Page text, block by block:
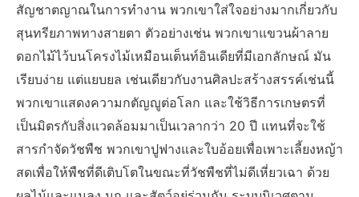
สัญชาตญาณในการทำงาน พวกเขาใส่ใจอย่างมากเกี่ยวกับ
สุนทรียภาพทางสายตา ตัวอย่างเช่น พวกเขาแขวนผ้าลาย
ดอกไม้ไว้บนโครงไม้เหมือนเต็นท์อินเดียที่มีเอกลักษณ์ มัน
เรียบง่าย แต่แยบยล เช่นเดียวกับงานศิลปะสร้างสรรค์เช่นนี้
พวกเขาแสดงความกตัญญูต่อโลก และใช้วิธีการเกษตรที่
เป็นมิตรกับสิ่งแวดล้อมมาเป็นเวลากว่า 20 ปี แทนที่จะใช้
สารกำจัดวัชพืช พวกเขาปูฟางและใบอ้อยเพื่อเพาะเลี้ยงหญ้า
สดเพื่อให้พืชที่ดีเติบโตในขณะที่วัชพืชที่ไม่ดีเหี่ยวเฉา ด้วย